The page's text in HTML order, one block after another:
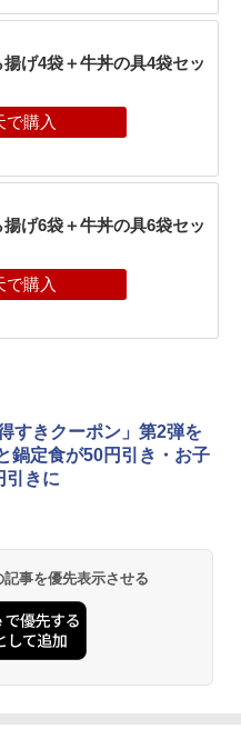
揚げ4袋＋牛丼の具4袋セッ
揚げ6袋＋牛丼の具6袋セッ
すきクーポン」第2弾を
定食が50円引き・お子
引きに
事を優先表示させる